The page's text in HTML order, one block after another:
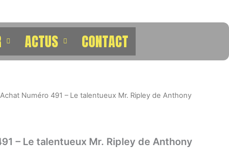
ACTUS CONTACT
Numéro 491 – Le talentueux Mr. Ripley de Anthony
– Le talentueux Mr. Ripley de Anthony